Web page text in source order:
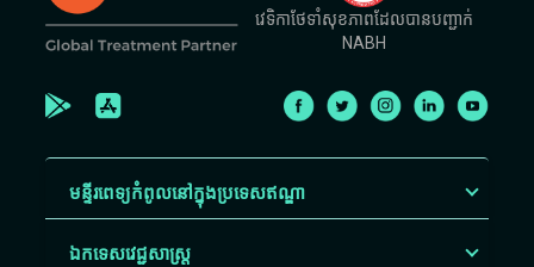
វេទិកាថែទាំសុខភាពដែលបានបញ្ជាក់
NABH
មន្ទីរពេទ្យកំពូលនៅក្នុងប្រទេសឥណ្ឌា
ឯកទេសវេជ្ជសាស្ត្រ